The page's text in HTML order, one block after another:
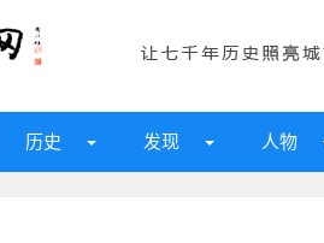
历史 发现 人物